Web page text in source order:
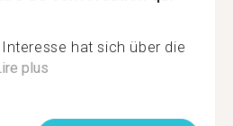
hat sich über die
plus